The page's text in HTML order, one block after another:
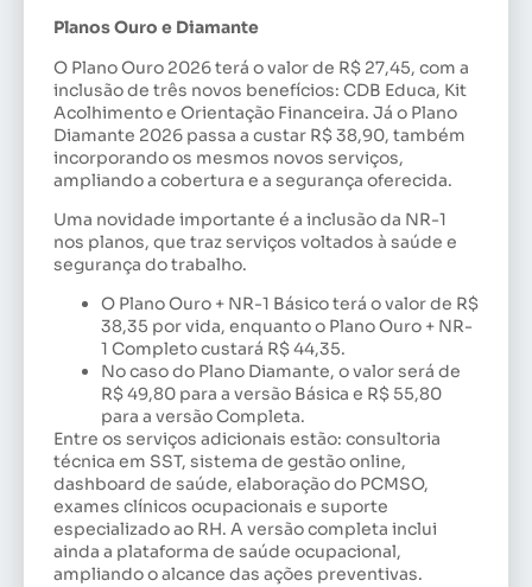
Planos Ouro e Diamante
O Plano Ouro 2026 terá o valor de R$ 27,45, com a
inclusão de três novos benefícios: CDB Educa, Kit
Acolhimento e Orientação Financeira. Já o Plano
Diamante 2026 passa a custar R$ 38,90, também
incorporando os mesmos novos serviços,
ampliando a cobertura e a segurança oferecida.
Uma novidade importante é a inclusão da NR-1
nos planos, que traz serviços voltados à saúde e
segurança do trabalho.
O Plano Ouro + NR-1 Básico terá o valor de R$
38,35 por vida, enquanto o Plano Ouro + NR-
1 Completo custará R$ 44,35.
No caso do Plano Diamante, o valor será de
R$ 49,80 para a versão Básica e R$ 55,80
para a versão Completa.
Entre os serviços adicionais estão: consultoria
técnica em SST, sistema de gestão online,
dashboard de saúde, elaboração do PCMSO,
exames clínicos ocupacionais e suporte
especializado ao RH. A versão completa inclui
ainda a plataforma de saúde ocupacional,
ampliando o alcance das ações preventivas.